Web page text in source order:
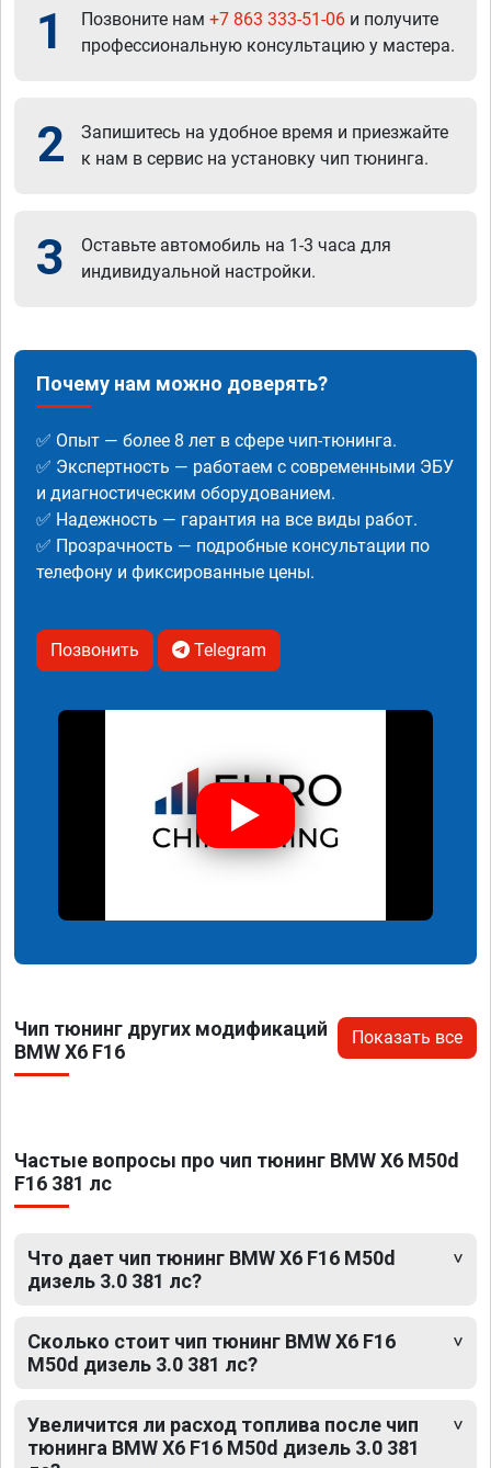
1 Позвоните нам +7 863 333-51-06 и получите
профессиональную консультацию у мастера.
2
Запишитесь на удобное время и приезжайте
к нам в сервис на установку чип тюнинга.
3
Оставьте автомобиль на 1-3 часа для
индивидуальной настройки.
Почему нам можно доверять?
✅ Опыт — более 8 лет в сфере чип-тюнинга.
✅ Экспертность — работаем с современными ЭБУ
и диагностическим оборудованием.
✅ Надежность — гарантия на все виды работ.
✅ Прозрачность — подробные консультации по
телефону и фиксированные цены.
Позвонить Telegram
Чип тюнинг других модификаций
BMW X6 F16
Показать все
Частые вопросы про чип тюнинг BMW X6 M50d
F16 381 лс
Что дает чип тюнинг BMW X6 F16 M50d
дизель 3.0 381 лс?
Сколько стоит чип тюнинг BMW X6 F16
M50d дизель 3.0 381 лс?
Увеличится ли расход топлива после чип
тюнинга BMW X6 F16 M50d дизель 3.0 381